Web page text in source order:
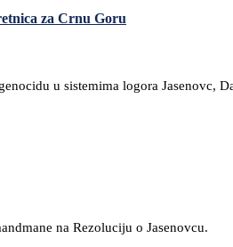
za Crnu Goru
u sistemima logora Jasenovc,
na Rezoluciju o Jasenovcu.